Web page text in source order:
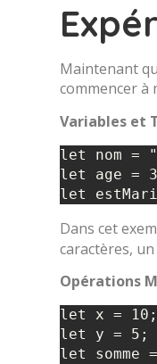
Maintenant
commencer à
Variables et
let nom =
let age =
Dans cet
caractères,
Opérations
let x = 10;
let y = 5;
let somme